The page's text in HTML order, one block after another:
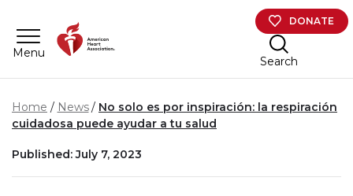
Menu
DONATE
Search
Home News
No solo es por inspiración: la respiración
cuidadosa puede ayudar a tu salud
Published: July 7, 2023